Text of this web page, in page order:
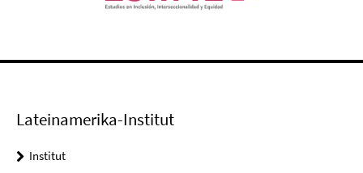
Lateinamerika-Institut
Institut